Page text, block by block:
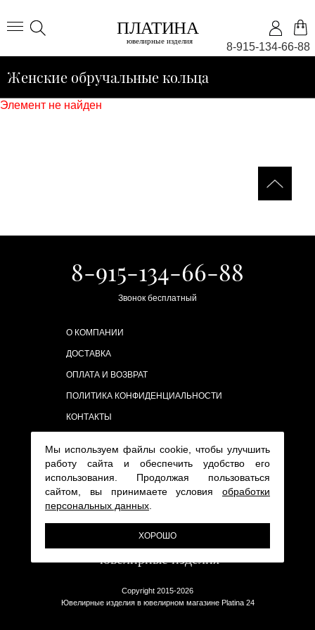
8-915-134-66-88
Женские обручальные кольца
Элемент не найден
8-915-134-66-88
Звонок бесплатный
О КОМПАНИИ
ДОСТАВКА
ОПЛАТА И ВОЗВРАТ
ПОЛИТИКА КОНФИДЕНЦИАЛЬНОСТИ
КОНТАКТЫ
Copyright 2015-2026
Ювелирные изделия в ювелирном магазине Platina 24
Мы используем файлы cookie, чтобы улучшить
работу сайта и обеспечить удобство его
использования. Продолжая пользоваться
сайтом, вы принимаете условия обработки
персональных данных
ХОРОШО